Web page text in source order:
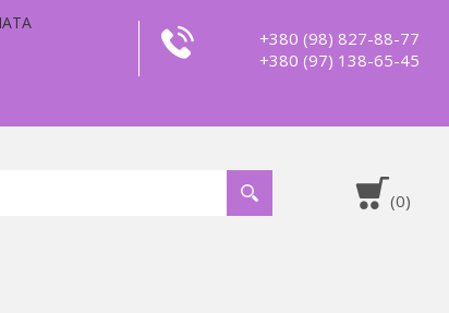
+380 (98) 827-88-77
+380 (97) 138-65-45